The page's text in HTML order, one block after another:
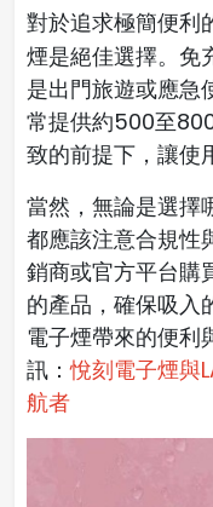
對於追求極簡便利
煙是絕佳選擇。免
是出門旅遊或應急
常提供約500至
致的前提下，讓使
當然，無論是選擇
都應該注意合規性
銷商或官方平台購
的產品，確保吸入
電子煙帶來的便利
訊：悅刻電子煙與
航者